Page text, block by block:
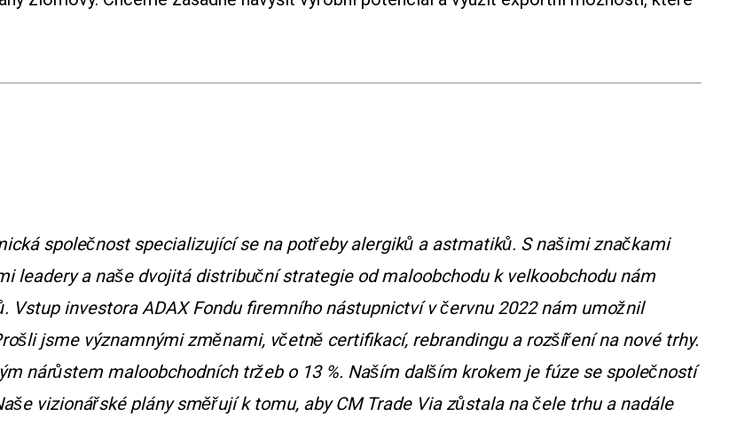
společnost specializující se na potřeby alergiků a astmatiků. S našimi značkami
leadery a naše dvojitá distribuční strategie od maloobchodu k velkoobchodu nám
investora ADAX Fondu firemního nástupnictví v červnu 2022 nám umožnil
jsme významnými změnami, včetně certifikací, rebrandingu a rozšíření na nové trhy.
nárůstem maloobchodních tržeb o 13 %. Naším dalším krokem je fúze se společností
vizionářské plány směřují k tomu, aby CM Trade Via zůstala na čele trhu a nadále